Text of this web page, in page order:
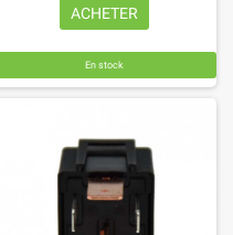
ACHETER
En stock